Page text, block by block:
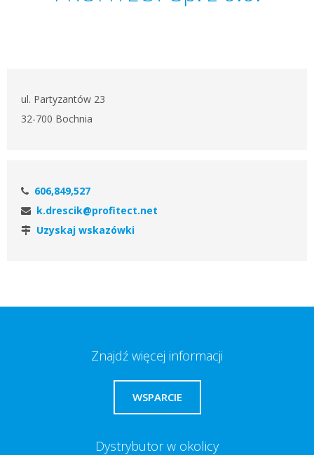
ul. Partyzantów 23
32-700 Bochnia
606,849,527
k.drescik@profitect.net
Uzyskaj wskazówki
Znajdź więcej informacji
WSPARCIE
Dystrybutor w okolicy